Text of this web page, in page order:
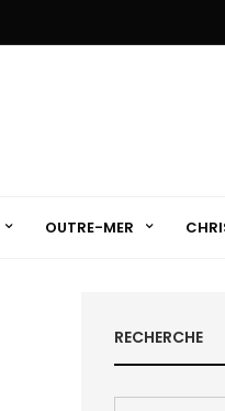
OUTRE-MER
RECHERCHE